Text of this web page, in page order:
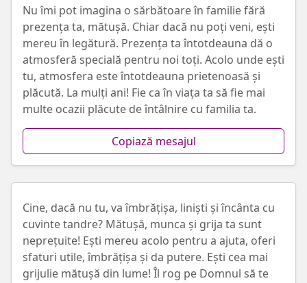
Nu îmi pot imagina o sărbătoare în familie fără
prezența ta, mătușă. Chiar dacă nu poți veni, ești
mereu în legătură. Prezența ta întotdeauna dă o
atmosferă specială pentru noi toți. Acolo unde ești
tu, atmosfera este întotdeauna prietenoasă și
plăcută. La mulți ani! Fie ca în viața ta să fie mai
multe ocazii plăcute de întâlnire cu familia ta.
Copiază mesajul
Cine, dacă nu tu, va îmbrățișa, liniști și încânta cu
cuvinte tandre? Mătușă, munca și grija ta sunt
neprețuite! Ești mereu acolo pentru a ajuta, oferi
sfaturi utile, îmbrățișa și da putere. Ești cea mai
grijulie mătușă din lume! Îl rog pe Domnul să te